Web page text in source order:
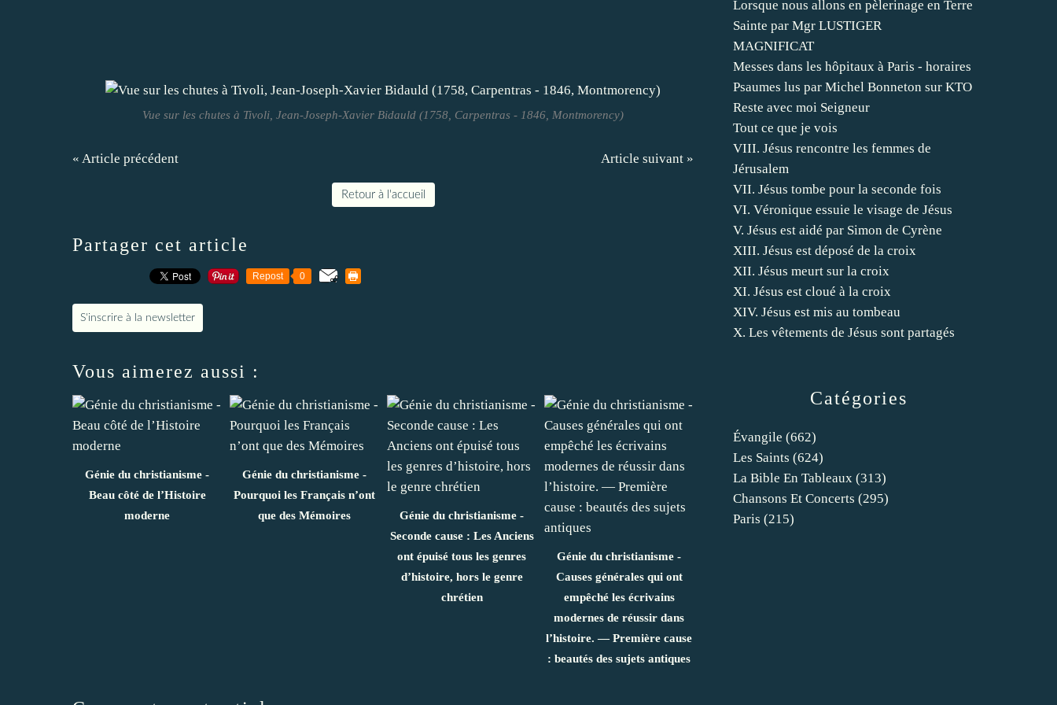
Vue sur les chutes à Tivoli, Jean-Joseph-Xavier Bidauld (1758, Carpentras - 1846, Montmorency)
« Article précédent Article suivant »
Retour à l'accueil
Partager cet article
Repost 0
S'inscrire à la newsletter
Vous aimerez aussi :
Génie du christianisme -
Beau côté de l’Histoire
moderne
Génie du christianisme -
Pourquoi les Français n’ont
que des Mémoires
Génie du christianisme -
Seconde cause : Les Anciens
ont épuisé tous les genres
d’histoire, hors le genre
chrétien
Génie du christianisme -
Causes générales qui ont
empêché les écrivains
modernes de réussir dans
l’histoire. — Première cause
: beautés des sujets antiques
Catégories
Évangile (662)
Les Saints (624)
La Bible En Tableaux (313)
Chansons Et Concerts (295)
Paris (215)
Lorsque nous allons en pèlerinage en Terre
Sainte par Mgr LUSTIGER
MAGNIFICAT
Messes dans les hôpitaux à Paris - horaires
Psaumes lus par Michel Bonneton sur KTO
Reste avec moi Seigneur
Tout ce que je vois
VIII. Jésus rencontre les femmes de
Jérusalem
VII. Jésus tombe pour la seconde fois
VI. Véronique essuie le visage de Jésus
V. Jésus est aidé par Simon de Cyrène
XIII. Jésus est déposé de la croix
XII. Jésus meurt sur la croix
XI. Jésus est cloué à la croix
XIV. Jésus est mis au tombeau
X. Les vêtements de Jésus sont partagés